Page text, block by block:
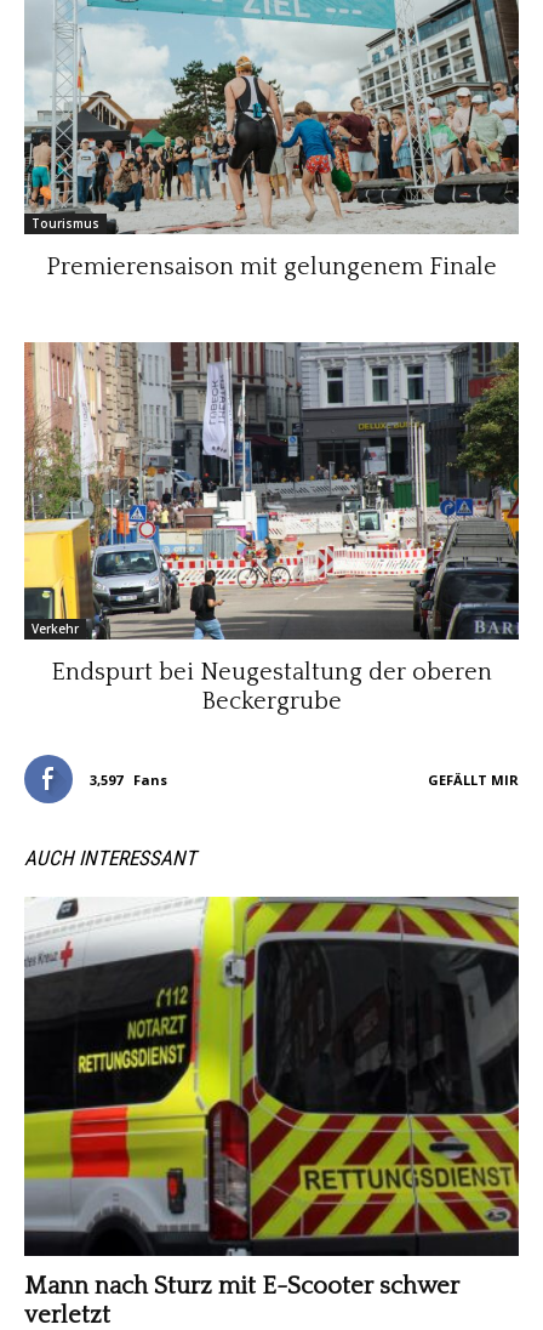
Tourismus
Premierensaison mit gelungenem Finale
Verkehr
Endspurt bei Neugestaltung der oberen
Beckergrube
3,597 Fans GEFÄLLT MIR
AUCH INTERESSANT
Mann nach Sturz mit E-Scooter schwer
verletzt